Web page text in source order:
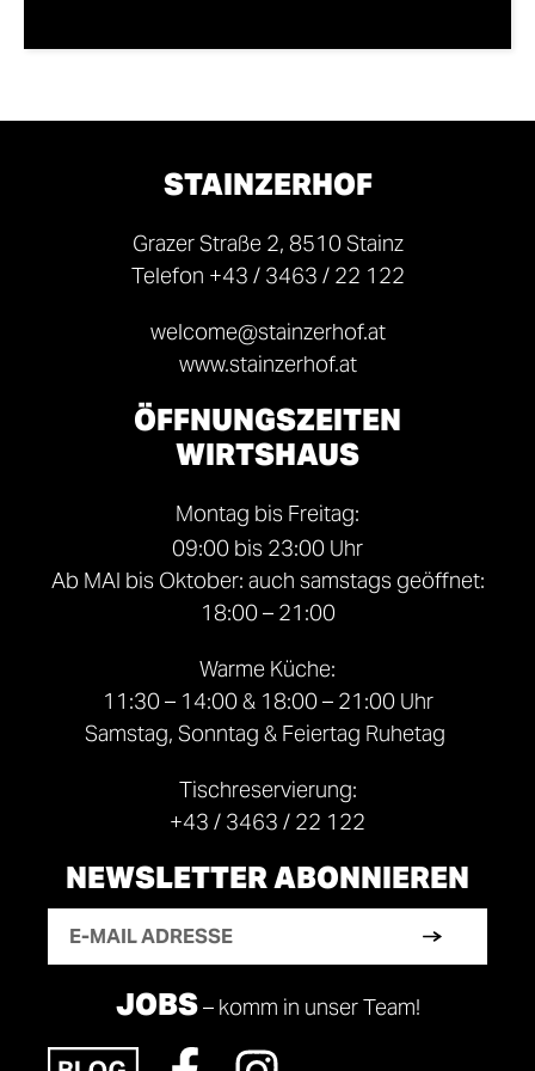
STAINZERHOF
Grazer Straße 2, 8510 Stainz
Telefon +43 / 3463 / 22 122
welcome@stainzerhof.at
www.stainzerhof.at
ÖFFNUNGSZEITEN
WIRTSHAUS
Montag bis Freitag:
09:00 bis 23:00 Uhr
Ab MAI bis Oktober: auch samstags geöffnet:
18:00 – 21:00
Warme Küche:
11:30 – 14:00 & 18:00 – 21:00 Uhr
Samstag, Sonntag & Feiertag Ruhetag
Tischreservierung:
+43 / 3463 / 22 122
NEWSLETTER ABONNIEREN
JOBS– komm in unser Team!